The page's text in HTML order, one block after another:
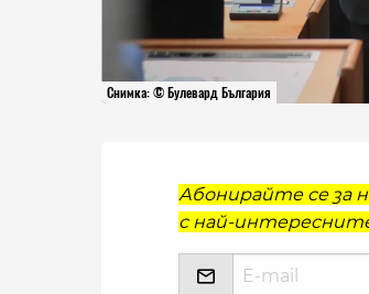
Снимка: © Булевард България
Абонирайте се за
с най-